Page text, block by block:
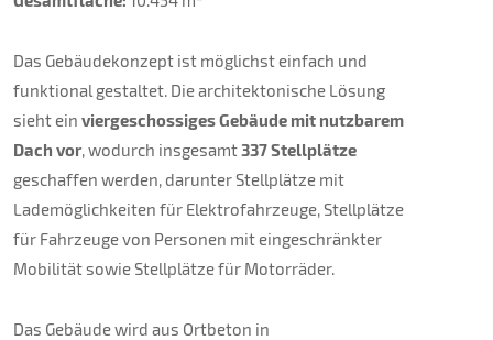
Das Gebäudekonzept ist möglichst einfach und
funktional gestaltet. Die architektonische Lösung
sieht ein viergeschossiges Gebäude mit nutzbarem
Dach vor, wodurch insgesamt337 Stellplätze
geschaffen werden, darunter Stellplätze mit
Lademöglichkeiten für Elektrofahrzeuge, Stellplätze
für Fahrzeuge von Personen mit eingeschränkter
Mobilität sowie Stellplätze für Motorräder.
Das Gebäude wird aus Ortbeton in